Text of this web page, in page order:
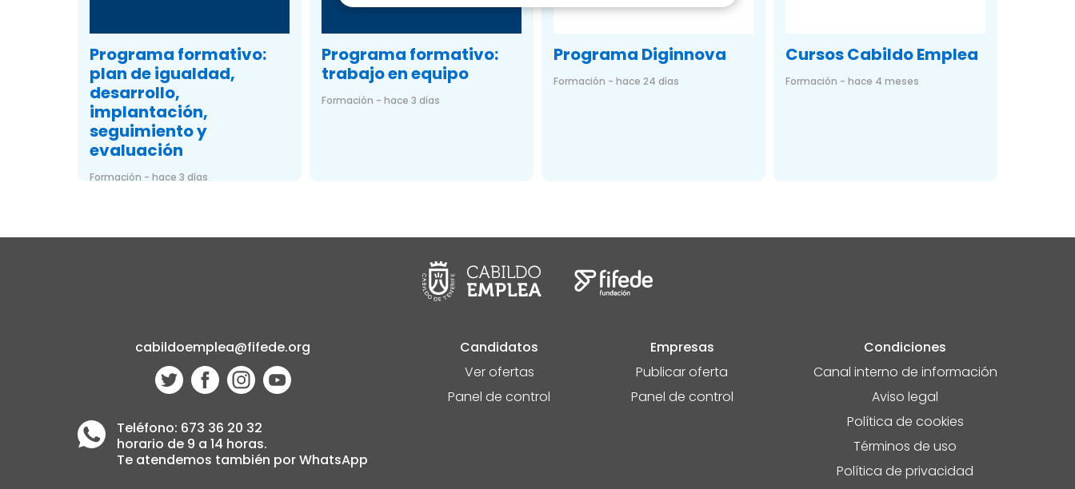
Programa formativo:
plan de igualdad,
desarrollo,
implantación,
seguimiento y
evaluación
Formación - hace 3 días
Programa formativo:
trabajo en equipo
Formación - hace 3 días
Programa Diginnova
Formación - hace 24 días
Cursos Cabildo Emplea
Formación - hace 4 meses
cabildoemplea@fifede.org
Teléfono: 673 36 20 32
horario de 9 a 14 horas.
Te atendemos también por WhatsApp
Candidatos
Ver ofertas
Panel de control
Empresas
Publicar oferta
Panel de control
Condiciones
Canal interno de información
Aviso legal
Política de cookies
Términos de uso
Política de privacidad